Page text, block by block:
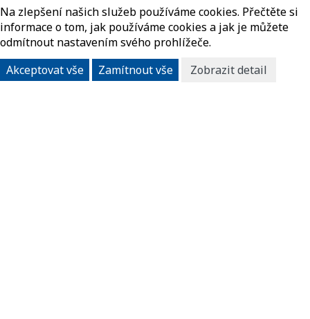
Na zlepšení našich služeb používáme cookies. Přečtěte si
informace o tom, jak používáme cookies a jak je můžete
odmítnout nastavením svého prohlížeče.
Akceptovat vše
Zamítnout vše Zobrazit detail